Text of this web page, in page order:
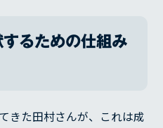
るための仕組み
きた田村さんが、これは成